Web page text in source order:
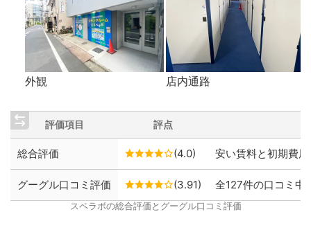
外観 店内通路
評価項目 評点
総合評価 (4.0) 安い賃料と初期費
グーグル口コミ評価 (3.91) 全127件の口コミ中
スペラボの総合評価とグーグル口コミ評価